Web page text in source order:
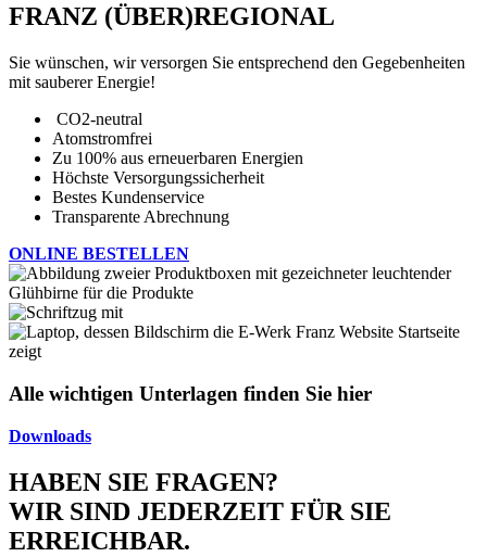
FRANZ (ÜBER)REGIONAL
Sie wünschen, wir versorgen Sie entsprechend den Gegebenheiten
mit sauberer Energie!
CO2-neutral
Atomstromfrei
Zu 100% aus erneuerbaren Energien
Höchste Versorgungssicherheit
Bestes Kundenservice
Transparente Abrechnung
ONLINE BESTELLEN
Alle wichtigen Unterlagen finden Sie hier
Downloads
HABEN SIE FRAGEN?
WIR SIND JEDERZEIT FÜR SIE
ERREICHBAR.